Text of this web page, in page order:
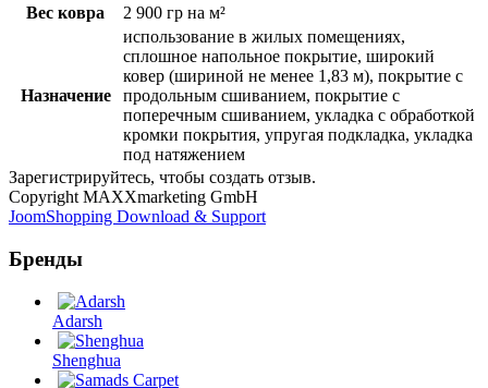
Вес ковра
2 900 гр на м²
Назначение
использование в жилых помещениях,
сплошное напольное покрытие, широкий
ковер (шириной не менее 1,83 м), покрытие с
продольным сшиванием, покрытие с
поперечным сшиванием, укладка с обработкой
кромки покрытия, упругая подкладка, укладка
под натяжением
Зарегистрируйтесь, чтобы создать отзыв.
Copyright MAXXmarketing GmbH
JoomShopping Download & Support
Бренды
Adarsh
Shenghua